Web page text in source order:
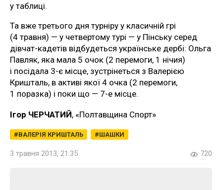
у таблиці.
Та вже третього дня турніру у класичній грі
(4 травня) — у четвертому турі — у Пінську серед
дівчат-кадетів відбудеться українське дербі: Ольга
Павляк, яка мала 5 очок (2 перемоги, 1 нічия)
і посідала 3-є місце, зустрінеться з Валерією
Кришталь, в активі якої 4 очка (2 перемоги,
1 поразка) і поки що — 7-е місце.
Ігор ЧЕРЧАТИЙ, «Полтавщина Спорт»
ВАЛЕРІЯ КРИШТАЛЬ ШАШКИ
3 травня 2013, 21:35 720